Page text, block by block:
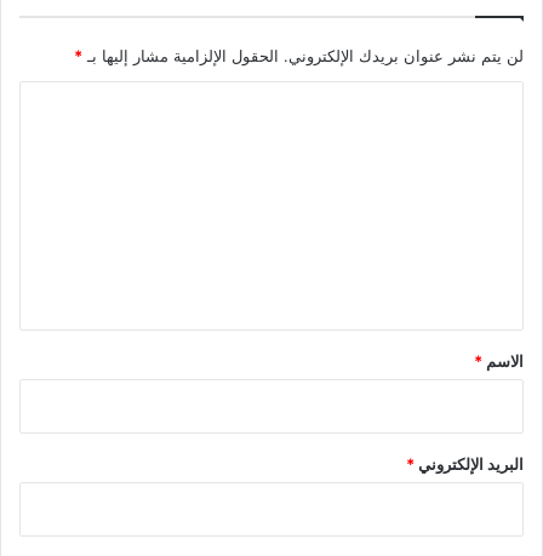
ة
لن يتم نشر عنوان بريدك الإلكتروني. الحقول الإلزامية مشار إليها بـ*
*
الاسم *
البريد الإلكتروني*